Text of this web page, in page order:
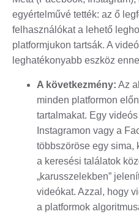
egyértelművé tették: az ő
felhasználókat a lehető
platformjukon tartsák. A
leghatékonyabb eszköz
A következmény: Az
minden platformon
tartalmakat. Egy
Instagramon vagy a
többszöröse egy sima,
a keresési találatok
„karusszelekben”
videókat. Azzal, hogy
a platformok